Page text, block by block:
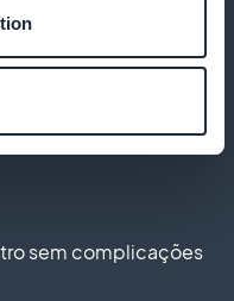
sem complicações